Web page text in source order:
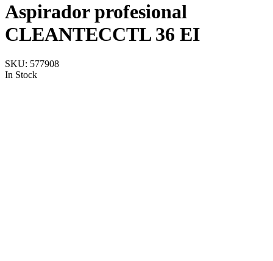
Aspirador profesional
CLEANTECCTL 36 EI
SKU: 577908
In Stock